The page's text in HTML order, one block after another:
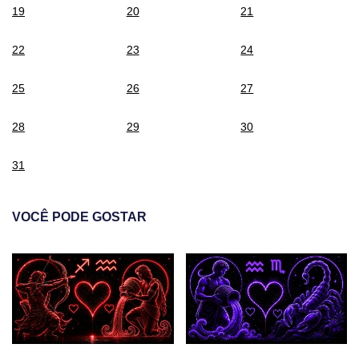
19 20 21
22 23 24
25 26 27
28 29 30
31
VOCÊ PODE GOSTAR